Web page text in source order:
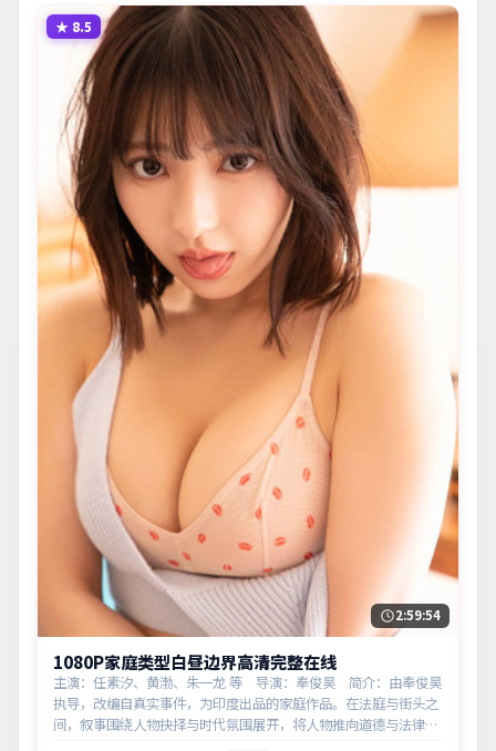
★ 8.5
2:59:54
1080P家庭类型白昼边界高清完整在线
主演：任素汐、黄渤、朱一龙 等 导演：奉俊昊 简介：由奉俊昊
执导，改编自真实事件，为印度出品的家庭作品。在法庭与街头之
间，叙事围绕人物抉择与时代氛围展开，将人物推向道德与法律的